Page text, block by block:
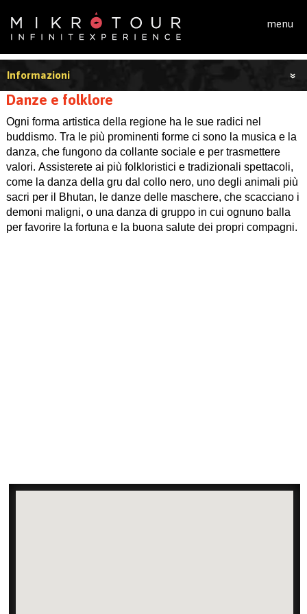
menu
Informazioni
Danze e folklore
Ogni forma artistica della regione ha le sue radici nel
buddismo. Tra le più prominenti forme ci sono la musica e la
danza, che fungono da collante sociale e per trasmettere
valori. Assisterete ai più folkloristici e tradizionali spettacoli,
come la danza della gru dal collo nero, uno degli animali più
sacri per il Bhutan, le danze delle maschere, che scacciano i
demoni maligni, o una danza di gruppo in cui ognuno balla
per favorire la fortuna e la buona salute dei propri compagni.